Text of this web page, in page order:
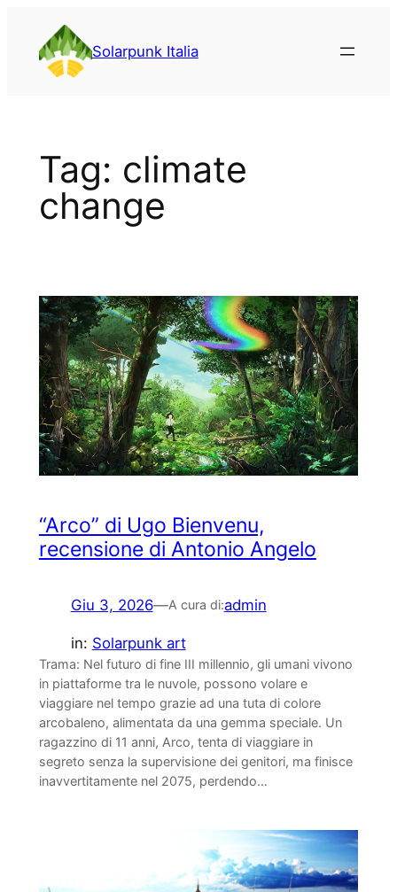
contenuto
Solarpunk Italia
Tag: climate
change
“Arco” di Ugo Bienvenu,
recensione di Antonio Angelo
Giu 3, 2026—A cura di:admin
in: Solarpunk art
Trama: Nel futuro di fine III millennio, gli umani vivono
in piattaforme tra le nuvole, possono volare e
viaggiare nel tempo grazie ad una tuta di colore
arcobaleno, alimentata da una gemma speciale. Un
ragazzino di 11 anni, Arco, tenta di viaggiare in
segreto senza la supervisione dei genitori, ma finisce
inavvertitamente nel 2075, perdendo…